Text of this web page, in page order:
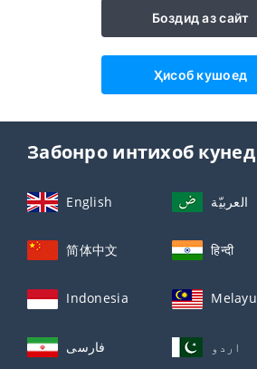
Боздид аз сайт
Ҳисоб кушоед
Забонро интихоб кунед
English العربيّة
简体中文 हिन्दी
Indonesia Melayu
فارسی اردو